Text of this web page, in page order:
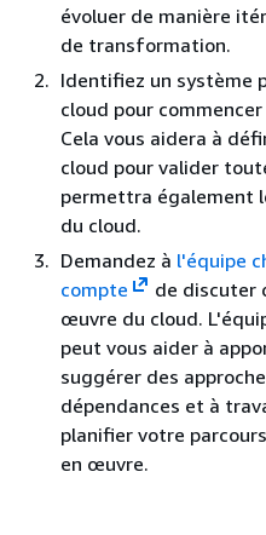
évoluer de manière
de transformation.
Identifiez un système
cloud pour
Cela vous aidera à
cloud pour valider
permettra également
du cloud.
Demandez à l'équipe
compte
de discuter
œuvre du cloud.
peut vous aider à
suggérer des
dépendances et à
planifier votre
en œuvre.